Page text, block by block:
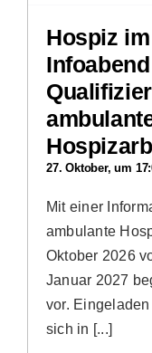
Hospiz
27. Oktober, um
Mit einer
ambulante
Oktober 2026
Januar 2027
vor.
sich in [...]